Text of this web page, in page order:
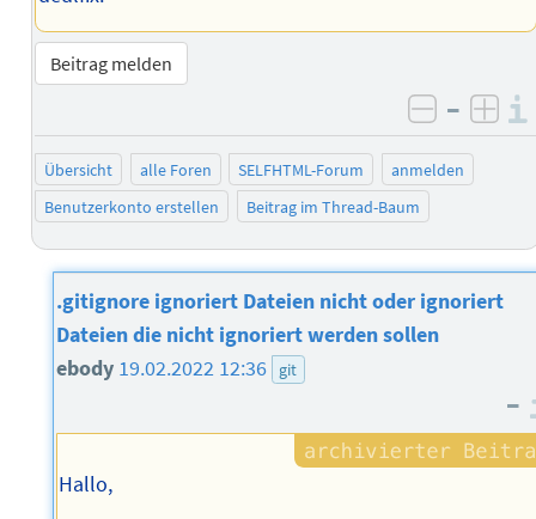
Beitrag melden
negativ
–
Übersicht alle Foren SELFHTML-Forum
anmelden
Benutzerkonto erstellen
Beitrag im Thread-Baum
.gitignore ignoriert Dateien nicht oder ignoriert
Dateien die nicht ignoriert werden sollen
ebody 19.02.2022 12:36 git
–
Hallo,